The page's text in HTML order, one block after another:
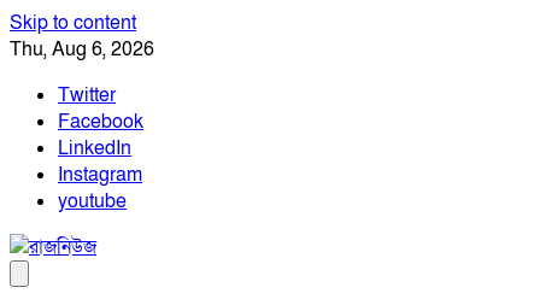
Skip to content
Thu, Aug 6, 2026
Twitter
Facebook
LinkedIn
Instagram
youtube